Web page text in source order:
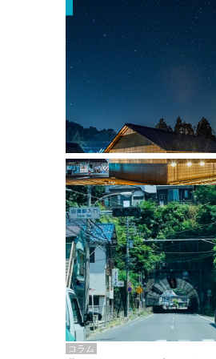
掲載雑誌・書籍
『街歩き研修「アールデコとモ
ム、和風バロック」』のレポー
掲載
コラム